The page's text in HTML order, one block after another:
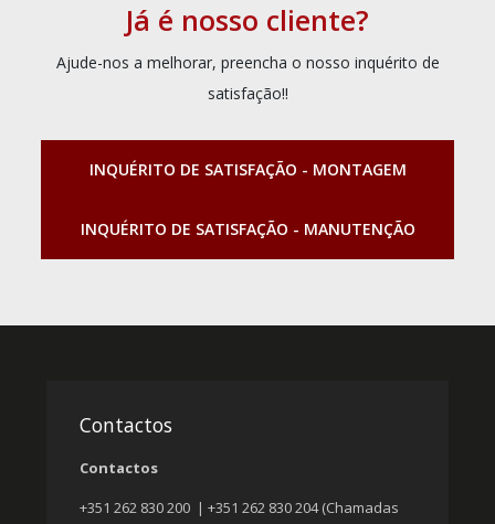
Já é nosso cliente?
Ajude-nos a melhorar, preencha o nosso inquérito de
satisfação!!
INQUÉRITO DE SATISFAÇÃO - MONTAGEM
INQUÉRITO DE SATISFAÇÃO - MANUTENÇÃO
Contactos
Contactos
+351 262 830 200 | +351 262 830 204 (Chamadas